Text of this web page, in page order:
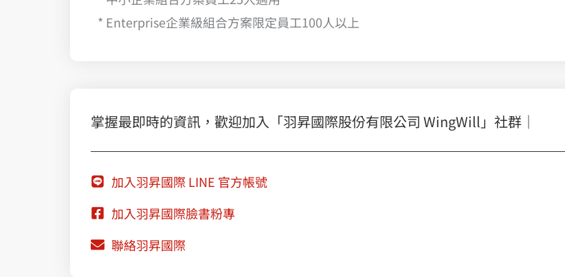
* Enterprise企業級組合方案限定員工100人以上
掌握最即時的資訊，歡迎加入「羽昇國際股份有限公司 WingWill」社群｜
加入羽昇國際 LINE 官方帳號
加入羽昇國際臉書粉專
聯絡羽昇國際